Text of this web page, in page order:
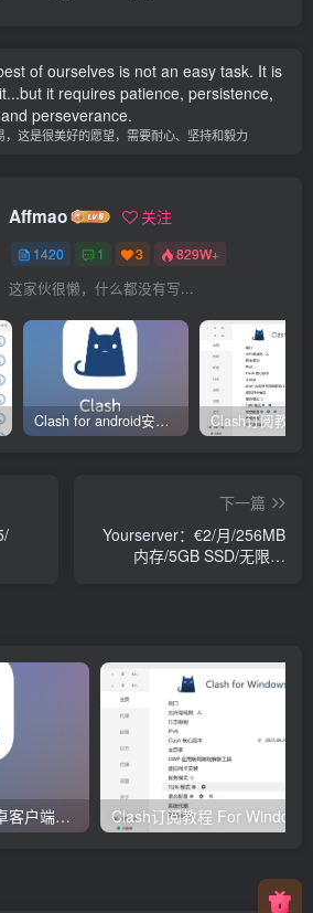
of ourselves is not an easy task. It is
it requires patience, persistence,
and perseverance.
这是很美好的愿望，需要耐心、坚持和毅力
Affmao 关注
1420 1 3 829W+
这家伙很懒，什么都没有写...
Clash for android安卓客户端保姆级新手使用教程
下一篇
Yourserver：€2/月/256MB
内存/5GB SSD/无限流
Clash for android安卓客户端保姆级新手使用教程